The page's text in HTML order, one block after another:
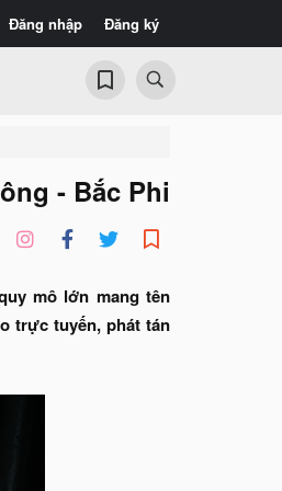
Đăng nhập Đăng ký
- Bắc Phi
mô lớn mang tên
trực tuyến, phát tán